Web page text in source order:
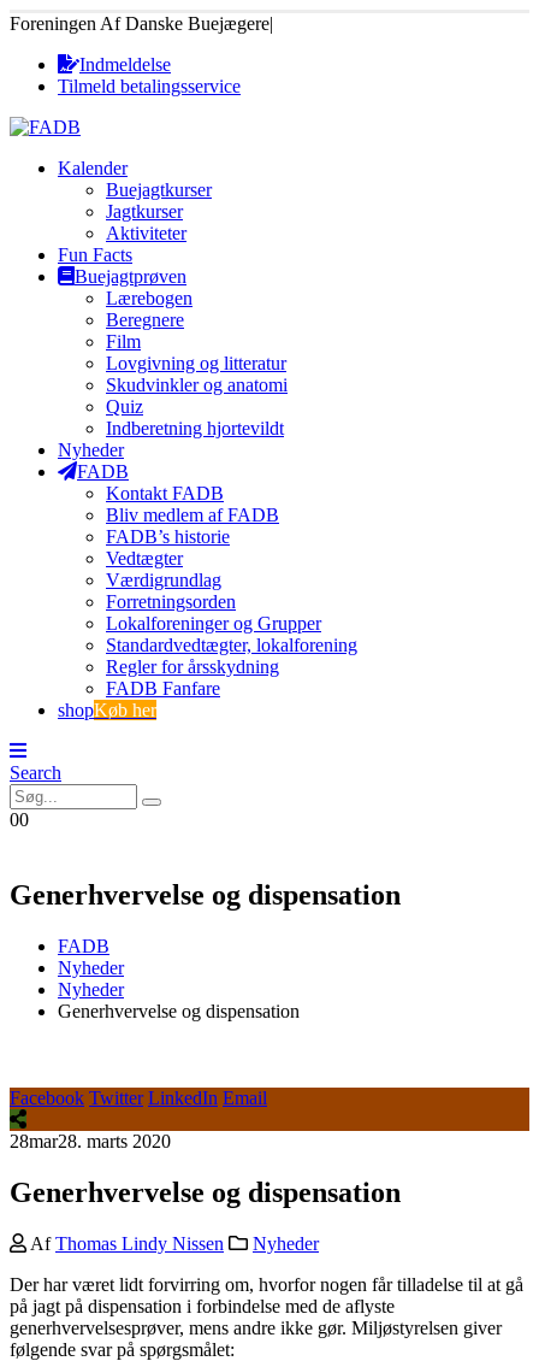
Foreningen Af Danske Buejægere|
Indmeldelse
Tilmeld betalingsservice
Kalender
Buejagtkurser
Jagtkurser
Aktiviteter
Fun Facts
Buejagtprøven
Lærebogen
Beregnere
Film
Lovgivning og litteratur
Skudvinkler og anatomi
Quiz
Indberetning hjortevildt
Nyheder
FADB
Kontakt FADB
Bliv medlem af FADB
FADB’s historie
Vedtægter
Værdigrundlag
Forretningsorden
Lokalforeninger og Grupper
Standardvedtægter, lokalforening
Regler for årsskydning
FADB Fanfare
shopKøb her
Search
00
Generhvervelse og dispensation
FADB
Nyheder
Nyheder
Generhvervelse og dispensation
Facebook Twitter LinkedIn Email
28mar28. marts 2020
Generhvervelse og dispensation
Af Thomas Lindy Nissen
Nyheder
Der har været lidt forvirring om, hvorfor nogen får tilladelse til at gå
på jagt på dispensation i forbindelse med de aflyste
generhvervelsesprøver, mens andre ikke gør. Miljøstyrelsen giver
følgende svar på spørgsmålet: